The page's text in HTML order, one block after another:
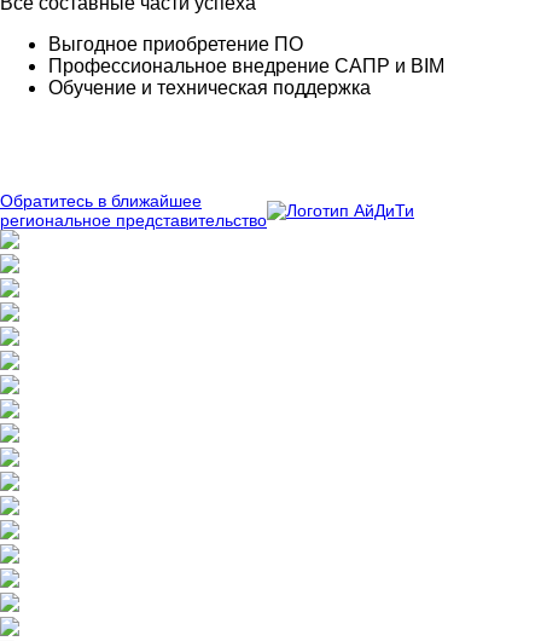
Выгодное приобретение ПО
Профессиональное внедрение САПР и BIM
Обучение и техническая поддержка
Обратитесь в ближайшее
региональное представительство